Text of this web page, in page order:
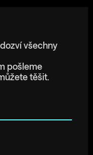
všechny
pošleme
těšit.